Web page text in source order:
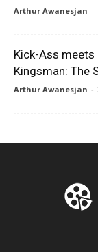
Arthur Awanesjan -
Kick-Ass meets
Kingsman: The
Arthur Awanesjan -